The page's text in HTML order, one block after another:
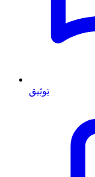
توثيق